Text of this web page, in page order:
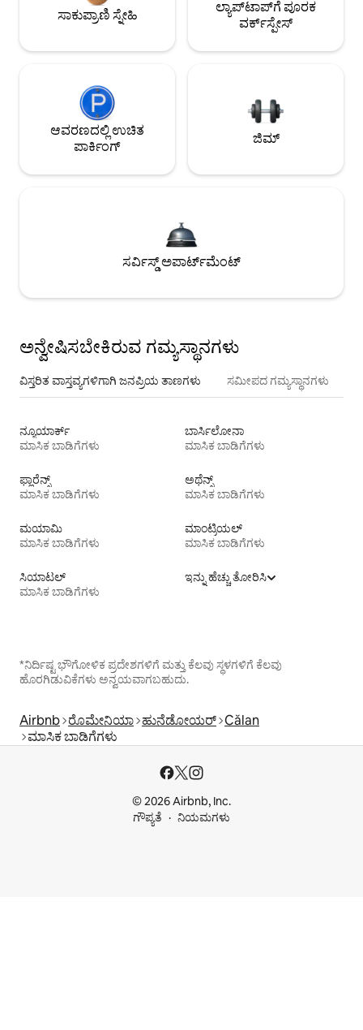
ಸಾಕುಪ್ರಾಣಿ ಸ್ನೇಹಿ
ಲ್ಯಾಪ್‌ಟಾಪ್‌ಗೆ ಪೂರಕ
ವರ್ಕ್‌ಸ್ಪೇಸ್
ಆವರಣದಲ್ಲಿ ಉಚಿತ
ಪಾರ್ಕಿಂಗ್
ಜಿಮ್
ಸರ್ವಿಸ್ಡ್ ಅಪಾರ್ಟ್‌ಮೆಂಟ್
ಅನ್ವೇಷಿಸಬೇಕಿರುವ ಗಮ್ಯಸ್ಥಾನಗಳು
ವಿಸ್ತರಿತ ವಾಸ್ತವ್ಯಗಳಿಗಾಗಿ ಜನಪ್ರಿಯ ತಾಣಗಳು ಸಮೀಪದ ಗಮ್ಯಸ್ಥಾನಗಳು
ನ್ಯೂಯಾರ್ಕ್
ಮಾಸಿಕ ಬಾಡಿಗೆಗಳು
ಬಾರ್ಸಿಲೋನಾ
ಮಾಸಿಕ ಬಾಡಿಗೆಗಳು
ಫ್ಲಾರೆನ್ಸ್
ಮಾಸಿಕ ಬಾಡಿಗೆಗಳು
ಅಥೆನ್ಸ್
ಮಾಸಿಕ ಬಾಡಿಗೆಗಳು
ಮಯಾಮಿ
ಮಾಸಿಕ ಬಾಡಿಗೆಗಳು
ಮಾಂಟ್ರಿಯಲ್
ಮಾಸಿಕ ಬಾಡಿಗೆಗಳು
ಸಿಯಾಟಲ್
ಮಾಸಿಕ ಬಾಡಿಗೆಗಳು
ಇನ್ನು ಹೆಚ್ಚು ತೋರಿಸಿ
*ನಿರ್ದಿಷ್ಟ ಭೌಗೋಳಿಕ ಪ್ರದೇಶಗಳಿಗೆ ಮತ್ತು ಕೆಲವು ಸ್ಥಳಗಳಿಗೆ ಕೆಲವು
ಹೊರಗಿಡುವಿಕೆಗಳು ಅನ್ವಯವಾಗಬಹುದು.
Airbnb ರೊಮೇನಿಯಾ ಹುನೆಡೋಯರ್ Călan
ಮಾಸಿಕ ಬಾಡಿಗೆಗಳು
© 2026 Airbnb, Inc.
ಗೌಪ್ಯತೆ
ನಿಯಮಗಳು